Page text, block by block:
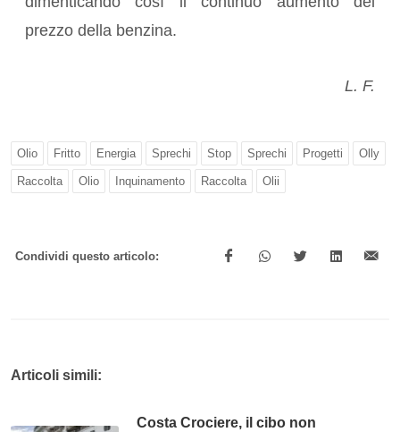
prezzo della benzina.
L. F.
Olio Fritto Energia Sprechi Stop Sprechi Progetti Olly
Raccolta Olio Inquinamento Raccolta Olii
Condividi questo articolo:
Articoli simili:
Costa Crociere, il cibo non